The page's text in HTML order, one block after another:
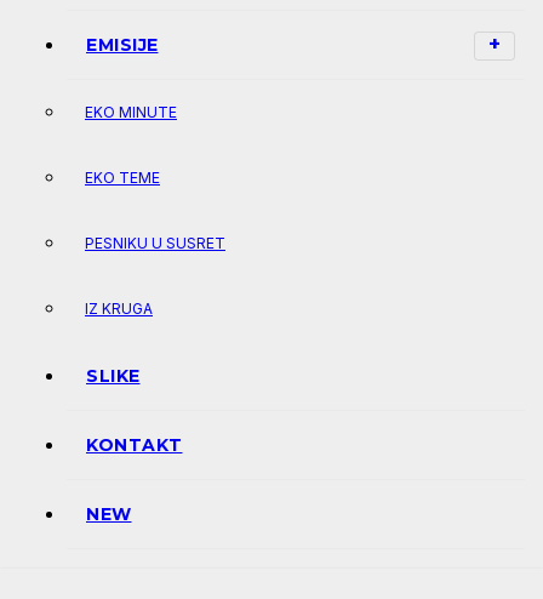
EMISIJE
EKO MINUTE
EKO TEME
PESNIKU U SUSRET
IZ KRUGA
SLIKE
KONTAKT
NEW